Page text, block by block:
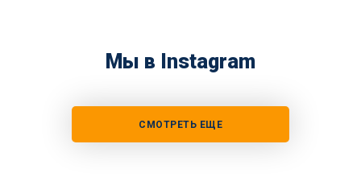
Мы в Instagram
СМОТРЕТЬ ЕЩЕ